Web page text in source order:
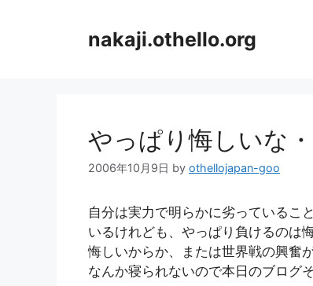
nakaji.othello.org
やっぱり悔しいな・
2006年10月9日 by othellojapan-goo
自分は実力で明らかに劣っているこ
いるけれども、やっぱり負けるのは
悔しいからか、または世界戦の興奮
なんか寝られないので本日のブログ